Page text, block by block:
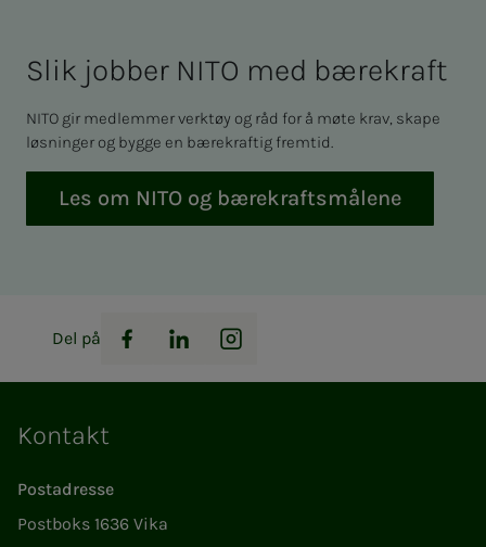
Slik job­­­­­ber NITO med bære­­­­­kraft
NITO gir medlemmer verktøy og råd for å møte krav, skape
løsninger og bygge en bærekraftig fremtid.
Les om NITO og bærekraftsmålene
Del på
Facebook
LinkedInInstagram
Kontakt
Postadresse
Postboks 1636 Vika